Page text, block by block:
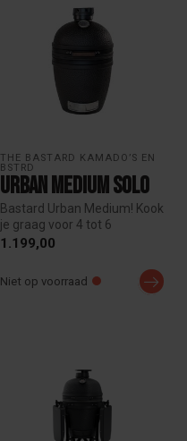
THE BASTARD KAMADO’S EN
BSTRD
Urban Medium Solo
Bastard Urban Medium! Kook
je graag voor 4 tot 6
personen? Dan is The
1.199,00
Niet op voorraad